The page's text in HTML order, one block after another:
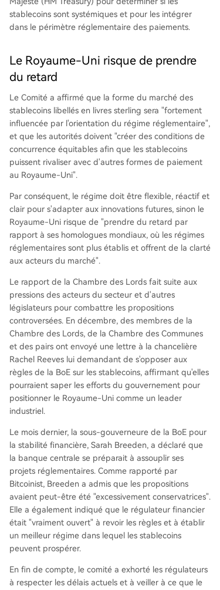
stablecoins sont systémiques et pour les intégrer
dans le périmètre réglementaire des paiements.
Le Royaume-Uni risque de prendre
du retard
Le Comité a affirmé que la forme du marché des
stablecoins libellés en livres sterling sera "fortement
influencée par l'orientation du régime réglementaire",
et que les autorités doivent "créer des conditions de
concurrence équitables afin que les stablecoins
puissent rivaliser avec d'autres formes de paiement
au Royaume-Uni".
Par conséquent, le régime doit être flexible, réactif et
clair pour s'adapter aux innovations futures, sinon le
Royaume-Uni risque de "prendre du retard par
rapport à ses homologues mondiaux, où les régimes
réglementaires sont plus établis et offrent de la clarté
aux acteurs du marché".
Le rapport de la Chambre des Lords fait suite aux
pressions des acteurs du secteur et d'autres
législateurs pour combattre les propositions
controversées. En décembre, des membres de la
Chambre des Lords, de la Chambre des Communes
et des pairs ont envoyé une lettre à la chancelière
Rachel Reeves lui demandant de s'opposer aux
règles de la BoE sur les stablecoins, affirmant qu'elles
pourraient saper les efforts du gouvernement pour
positionner le Royaume-Uni comme un leader
industriel.
Le mois dernier, la sous-gouverneure de la BoE pour
la stabilité financière, Sarah Breeden, a déclaré que
la banque centrale se préparait à assouplir ses
projets réglementaires. Comme rapporté par
Bitcoinist, Breeden a admis que les propositions
avaient peut-être été "excessivement conservatrices".
Elle a également indiqué que le régulateur financier
était "vraiment ouvert" à revoir les règles et à établir
un meilleur régime dans lequel les stablecoins
peuvent prospérer.
En fin de compte, le comité a exhorté les régulateurs
à respecter les délais actuels et à veiller à ce que le